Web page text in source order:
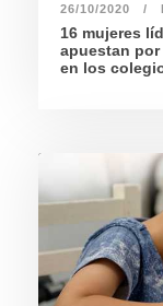
26/10/2020
16 mujeres
apuestan
en los